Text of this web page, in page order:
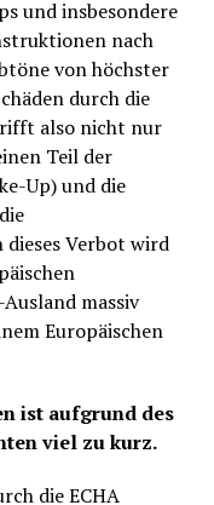
und insbesondere
nach
von höchster
durch die
also nicht nur
Teil der
Up) und die
Verbot wird
massiv
Europäischen
ist aufgrund des
viel zu kurz.
die ECHA